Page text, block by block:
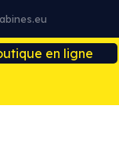
en ligne